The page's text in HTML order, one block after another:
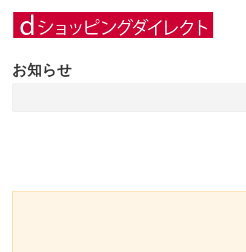
お知らせ